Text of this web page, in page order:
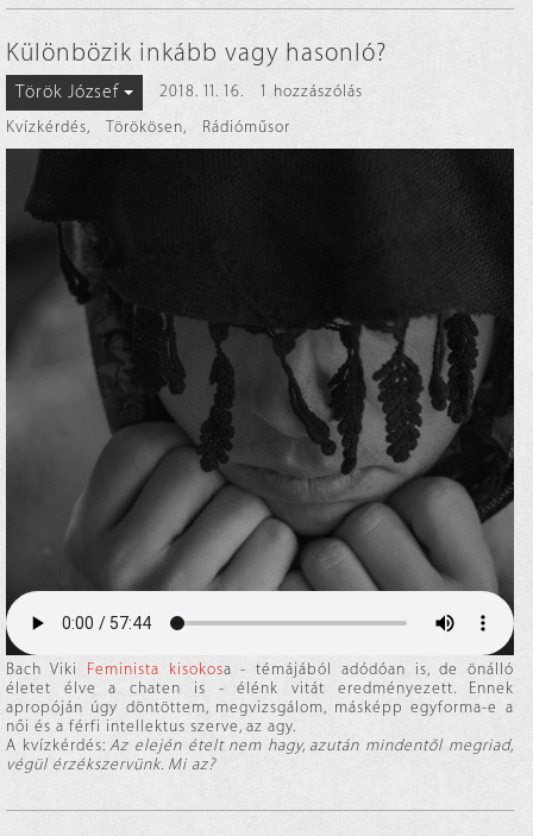
Különbözik inkább vagy hasonló?
Török József 2018. 11. 16.
1 hozzászólás
Kvízkérdés, Törökösen, Rádióműsor
Bach Viki Feminista kisokosa - témájából adódóan is, de önálló
életet élve a chaten is - élénk vitát eredményezett. Ennek
apropóján úgy döntöttem, megvizsgálom, másképp egyforma-e a
női és a férfi intellektus szerve, az agy.
A kvízkérdés:Az elején ételt nem hagy, azután mindentől megriad,
végül érzékszervünk. Mi az?